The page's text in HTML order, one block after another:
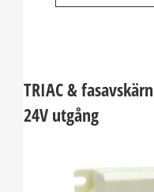
TRIAC &
24V utgång